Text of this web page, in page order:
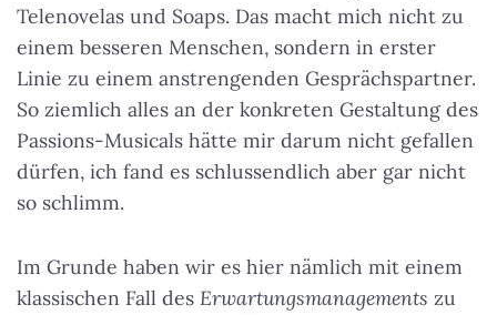
Telenovelas und Soaps. Das macht mich nicht zu
einem besseren Menschen, sondern in erster
Linie zu einem anstrengenden Gesprächspartner.
So ziemlich alles an der konkreten Gestaltung des
Passions-Musicals hätte mir darum nicht gefallen
dürfen, ich fand es schlussendlich aber gar nicht
so schlimm.
Im Grunde haben wir es hier nämlich mit einem
klassischen Fall des Erwartungsmanagements zu